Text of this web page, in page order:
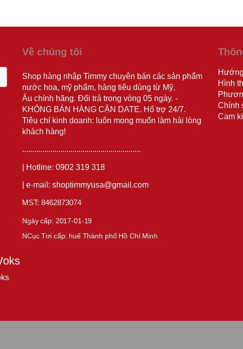
Về chúng tôi
Shop hàng nhập Timmy chuyên bán các sản phẩm
nước hoa, mỹ phẩm, hàng tiêu dùng từ Mỹ,
Âu chính hãng. Đổi trả trong vòng 05 ngày. -
KHÔNG BÁN HÀNG CẬN DATE. Hổ trợ 24/7.
Tiêu chí kinh doanh: luôn mong muốn làm hài lòng
khách hàng!
...........................................................
| Hotline: 0902 319 318
| e-mail: shoptimmyusa@gmail.com
MST: 8462873074
Ngày cấp: 2017-01-19
NCục Tơi cấp: huế Thành phố Hồ Chí Minh
Hình
Chính
Cam